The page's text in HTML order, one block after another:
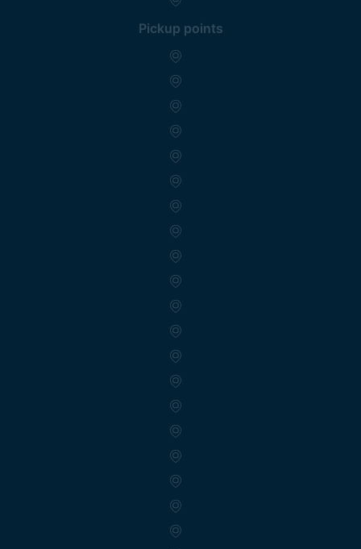
Pickup points